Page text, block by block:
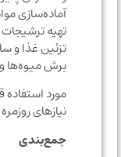
آماده‌سازی مواد
تهیه ترشیجات
تزئین غذا و سالاد
برش میوه‌ها و
مورد استفاده
نیازهای روزمره
جمع‌بندی